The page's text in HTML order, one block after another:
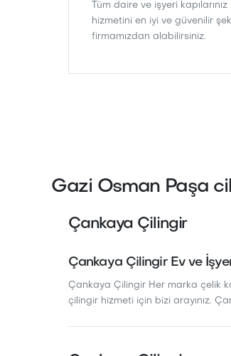
Tüm daire ve işyeri
hizmetini en iyi ve güvenilir
firmamızdan alabilirsiniz.
Gazi Osman Paşa
Çankaya Çilingir
Çankaya Çilingir Ev ve
Çankaya Çilingir Her marka çelik
çilingir hizmeti için bizi arayınız.